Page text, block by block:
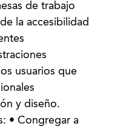
de trabajo
la accesibilidad
usuarios que
y diseño.
• Congregar a